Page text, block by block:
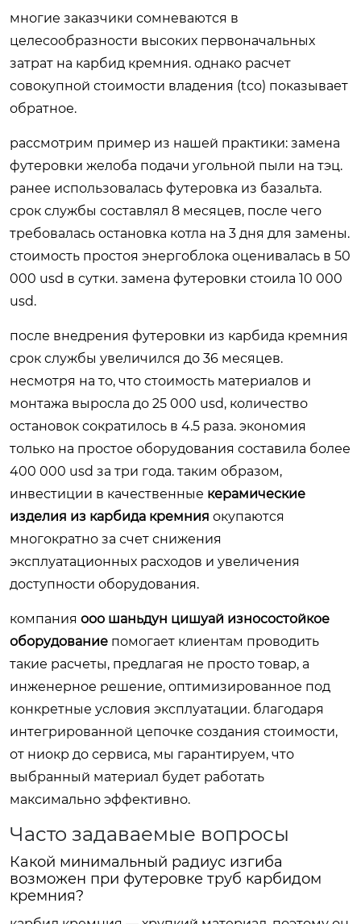
многие заказчики сомневаются в
целесообразности высоких первоначальных
затрат на карбид кремния. однако расчет
совокупной стоимости владения (tco) показывает
обратное.
рассмотрим пример из нашей практики: замена
футеровки желоба подачи угольной пыли на тэц.
ранее использовалась футеровка из базальта.
срок службы составлял 8 месяцев, после чего
требовалась остановка котла на 3 дня для замены.
стоимость простоя энергоблока оценивалась в 50
000 usd в сутки. замена футеровки стоила 10 000
usd.
после внедрения футеровки из карбида кремния
срок службы увеличился до 36 месяцев.
несмотря на то, что стоимость материалов и
монтажа выросла до 25 000 usd, количество
остановок сократилось в 4.5 раза. экономия
только на простое оборудования составила более
400 000 usd за три года. таким образом,
инвестиции в качественные керамические
изделия из карбида кремния окупаются
многократно за счет снижения
эксплуатационных расходов и увеличения
доступности оборудования.
компания ооо шаньдун цишуай износостойкое
оборудование помогает клиентам проводить
такие расчеты, предлагая не просто товар, а
инженерное решение, оптимизированное под
конкретные условия эксплуатации. благодаря
интегрированной цепочке создания стоимости,
от ниокр до сервиса, мы гарантируем, что
выбранный материал будет работать
максимально эффективно.
Часто задаваемые вопросы
Какой минимальный радиус изгиба
возможен при футеровке труб карбидом
кремния?